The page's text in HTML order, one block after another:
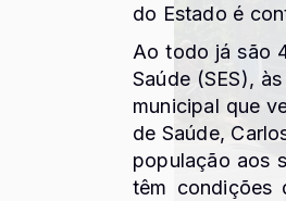
do Estado é
Ao todo já são
Saúde (SES),
municipal que
de Saúde,
população aos
têm condições